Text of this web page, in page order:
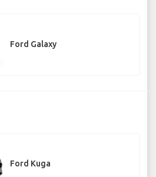
Ford Galaxy
Ford Kuga